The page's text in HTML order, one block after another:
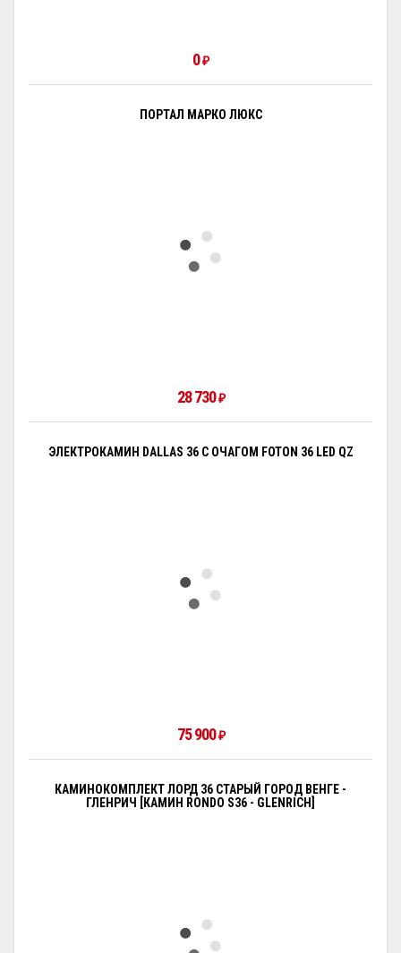
0₽
ПОРТАЛ МАРКО ЛЮКС
28 730₽
ЭЛЕКТРОКАМИН DALLAS 36 С ОЧАГОМ FOTON 36 LED QZ
75 900₽
КАМИНОКОМПЛЕКТ ЛОРД 36 СТАРЫЙ ГОРОД ВЕНГЕ -
ГЛЕНРИЧ [КАМИН RONDO S36 - GLENRICH]